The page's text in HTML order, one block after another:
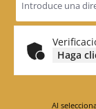
de
electrónico
Haga